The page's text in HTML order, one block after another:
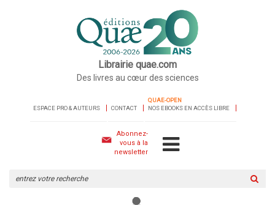
Librairie quae.com
Des livres au cœur des sciences
ESPACE PRO & AUTEURS CONTACT
QUAE-OPEN
NOS EBOOKS EN ACCÈS LIBRE
Abonnez-
vous à la
newsletter
le